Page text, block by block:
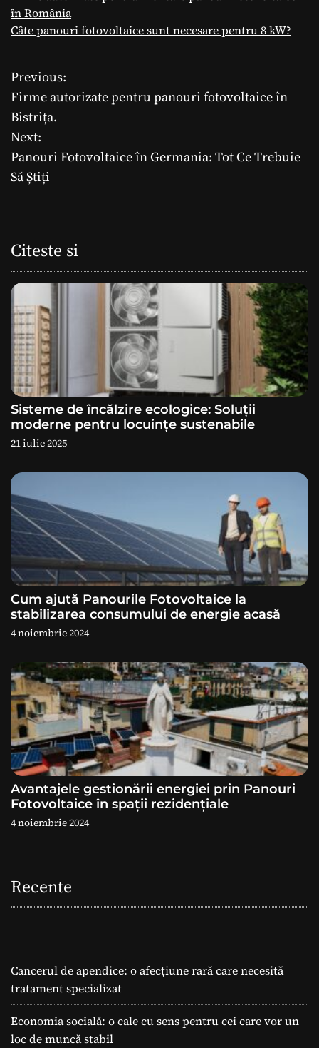
în România
Câte panouri fotovoltaice sunt necesare pentru 8 kW?
N
a
v
i
r
e
î
n
a
r
t
i
c
o
l
e
Previous:
Firme autorizate pentru panouri fotovoltaice în
Bistrița.
Next:
Panouri Fotovoltaice în Germania: Tot Ce Trebuie
Să Știți
Citeste si
Sisteme de încălzire ecologice: Soluții
moderne pentru locuințe sustenabile
21 iulie 2025
Cum ajută Panourile Fotovoltaice la
stabilizarea consumului de energie acasă
4 noiembrie 2024
Avantajele gestionării energiei prin Panouri
Fotovoltaice în spații rezidențiale
4 noiembrie 2024
Recente
Cancerul de apendice: o afecțiune rară care necesită
tratament specializat
Economia socială: o cale cu sens pentru cei care vor un
loc de muncă stabil